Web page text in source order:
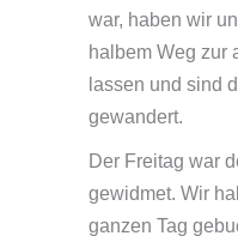
war, haben wir
halbem Weg zur
lassen und sind
gewandert.
Der Freitag war
gewidmet. Wir
ganzen Tag